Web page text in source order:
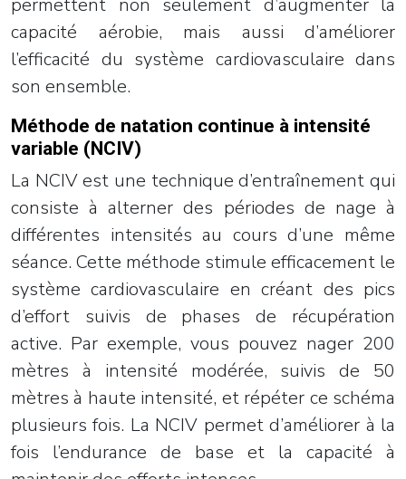
permettent non seulement d’augmenter la
capacité aérobie, mais aussi d’améliorer
l’efficacité du système cardiovasculaire dans
son ensemble.
Méthode de natation continue à intensité
variable (NCIV)
La NCIV est une technique d’entraînement qui
consiste à alterner des périodes de nage à
différentes intensités au cours d’une même
séance. Cette méthode stimule efficacement le
système cardiovasculaire en créant des pics
d’effort suivis de phases de récupération
active. Par exemple, vous pouvez nager 200
mètres à intensité modérée, suivis de 50
mètres à haute intensité, et répéter ce schéma
plusieurs fois. La NCIV permet d’améliorer à la
fois l’endurance de base et la capacité à